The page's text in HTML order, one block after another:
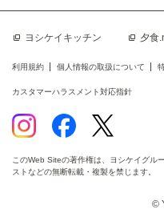
ヨシケイキッチン 夕食
利用規約 個人情報の取扱について
カスタマーハラスメント対応指針
このWeb Siteの著作権は、ヨシケイグル
ストなどの無断転載・複製を禁じます。
©